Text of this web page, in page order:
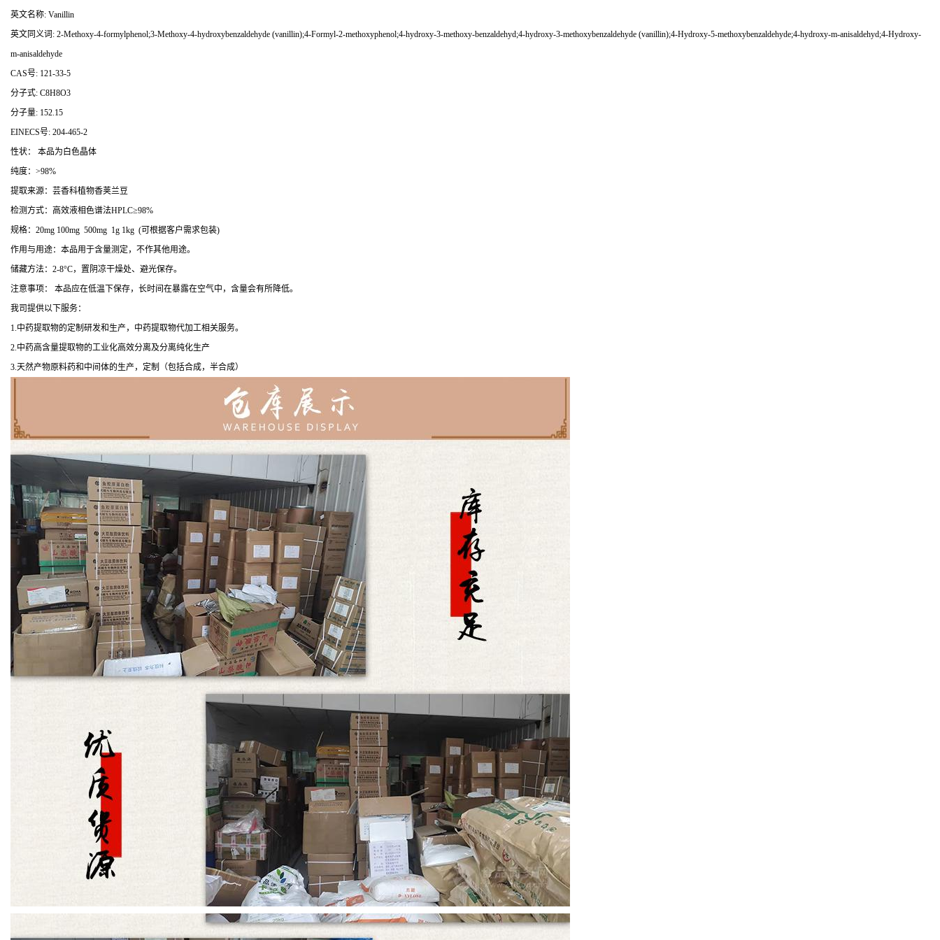
英文名称: Vanillin
英文同义词: 2-Methoxy-4-formylphenol;3-Methoxy-4-hydroxybenzaldehyde (vanillin);4-Formyl-2-methoxyphenol;4-hydroxy-3-methoxy-benzaldehyd;4-hydroxy-3-methoxybenzaldehyde (vanillin);4-Hydroxy-5-methoxybenzaldehyde;4-hydroxy-m-anisaldehyd;4-Hydroxy-
m-anisaldehyde
CAS号: 121-33-5
分子式: C8H8O3
分子量: 152.15
EINECS号: 204-465-2
性状： 本品为白色晶体
纯度：>98%
提取来源：芸香科植物香荚兰豆
检测方式：高效液相色谱法HPLC≥98%
规格：20mg 100mg 500mg 1g 1kg (可根据客户需求包装)
作用与用途：本品用于含量测定，不作其他用途。
储藏方法：2-8°C，置阴凉干燥处、避光保存。
注意事项： 本品应在低温下保存，长时间在暴露在空气中，含量会有所降低。
我司提供以下服务：
1.中药提取物的定制研发和生产，中药提取物代加工相关服务。
2.中药高含量提取物的工业化高效分离及分离纯化生产
3.天然产物原料药和中间体的生产，定制（包括合成，半合成）